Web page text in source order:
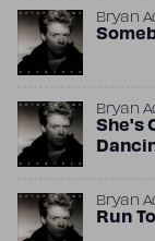
Bryan
Bryan
She's
Bryan
Run